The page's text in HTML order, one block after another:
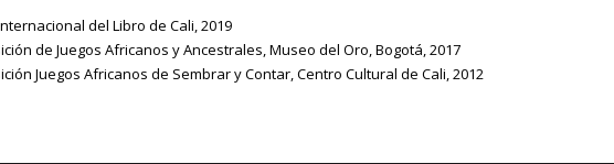
del Libro de Cali, 2019
de Juegos Africanos y Ancestrales, Museo del Oro, Bogotá, 2017
Juegos Africanos de Sembrar y Contar, Centro Cultural de Cali, 2012